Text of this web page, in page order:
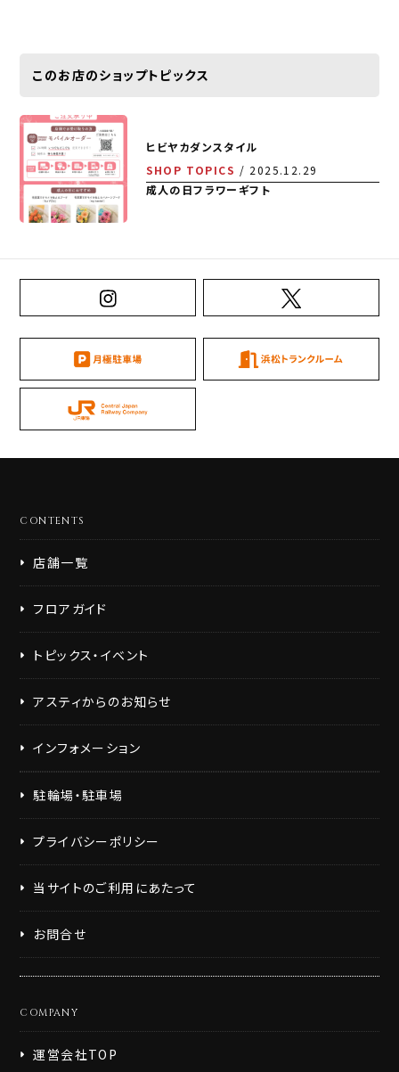
このお店のショップトピックス
ヒビヤカダンスタイル
SHOP TOPICS
2025.12.29
成人の日フラワーギフト
CONTENTS
店舗一覧
フロアガイド
トピックス・イベント
アスティからのお知らせ
インフォメーション
駐輪場・駐車場
プライバシーポリシー
当サイトのご利用にあたって
お問合せ
COMPANY
運営会社TOP